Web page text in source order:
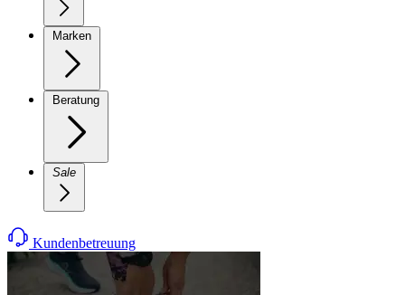
Marken
Beratung
Sale
Kundenbetreuung